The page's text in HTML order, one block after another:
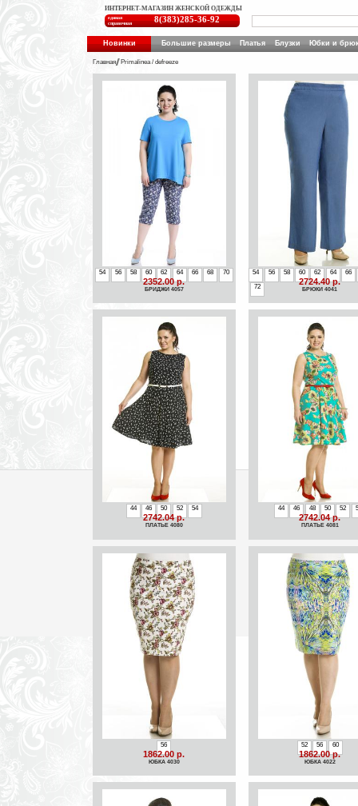
ИНТЕРНЕТ-МАГАЗИН ЖЕНСКОЙ ОДЕЖДЫ
единая
справочная
8(383)285-36-92
Новинки Большие размеры Платья Блузки Юбки и
Главная Primalinea / defreeze
54 56 58 60 62 64 66 68 70
2352.00 р.
БРИДЖИ 4057
54 56 58 60 62 64
66
72
2724.40 р.
БРЮКИ 4041
44 46 50 52 54
2742.04 р.
ПЛАТЬЕ 4080
44 46 48 50 52
2742.04 р.
ПЛАТЬЕ 4081
56
1862.00 р.
ЮБКА 4030
52 56 60
1862.00 р.
ЮБКА 4022